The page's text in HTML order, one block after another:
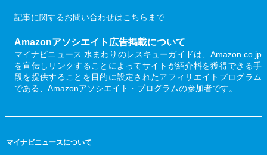
記事に関するお問い合わせはこちら まで
Amazonアソシエイト広告掲載について
マイナビニュース 水まわりのレスキューガイドは、Amazon.co.jp
を宣伝しリンクすることによってサイトが紹介料を獲得できる手
段を提供することを目的に設定されたアフィリエイトプログラム
である、Amazonアソシエイト・プログラムの参加者です。
マイナビニュースについて